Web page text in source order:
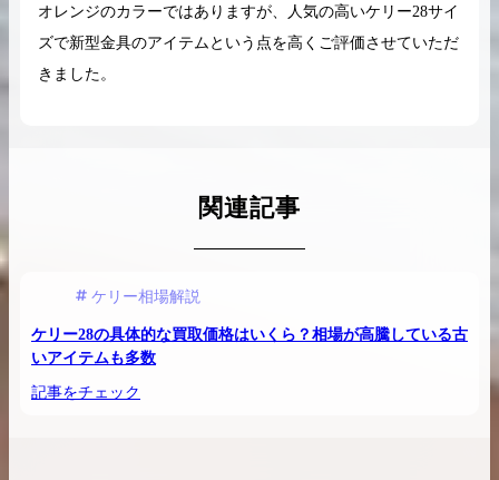
オレンジのカラーではありますが、人気の高いケリー28サイ
ズで新型金具のアイテムという点を高くご評価させていただ
きました。
関連記事
ケリー相場解説
ケリー28の具体的な買取価格はいくら？相場が高騰している古
いアイテムも多数
記事をチェック